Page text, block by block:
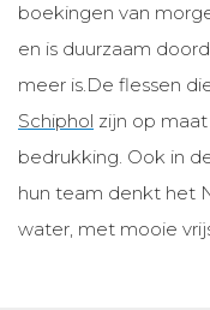
boekingen van
en is duurzaam
meer is.De flessen
Schiphol zijn op
bedrukking. Ook in
hun team denkt het
water, met mooie